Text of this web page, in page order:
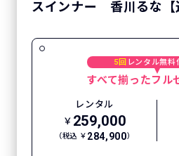
スインナー 香川るな【
5回 レンタル無料
すべて揃ったフル
レンタル
￥ 259,000
（税込 ￥ 284,900）